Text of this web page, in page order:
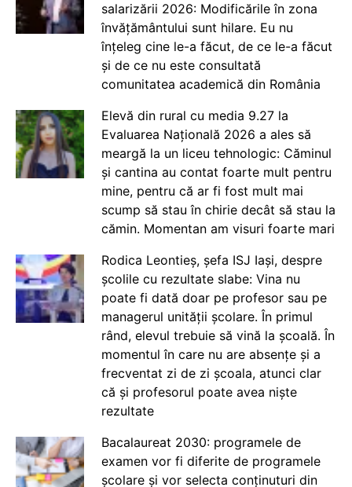
salarizării 2026: Modificările în zona
învățământului sunt hilare. Eu nu
înțeleg cine le-a făcut, de ce le-a făcut
și de ce nu este consultată
comunitatea academică din România
Elevă din rural cu media 9.27 la
Evaluarea Națională 2026 a ales să
meargă la un liceu tehnologic: Căminul
și cantina au contat foarte mult pentru
mine, pentru că ar fi fost mult mai
scump să stau în chirie decât să stau la
cămin. Momentan am visuri foarte mari
Rodica Leontieș, șefa ISJ Iași, despre
școlile cu rezultate slabe: Vina nu
poate fi dată doar pe profesor sau pe
managerul unității școlare. În primul
rând, elevul trebuie să vină la școală. În
momentul în care nu are absențe și a
frecventat zi de zi școala, atunci clar
că și profesorul poate avea niște
rezultate
Bacalaureat 2030: programele de
examen vor fi diferite de programele
școlare și vor selecta conținuturi din